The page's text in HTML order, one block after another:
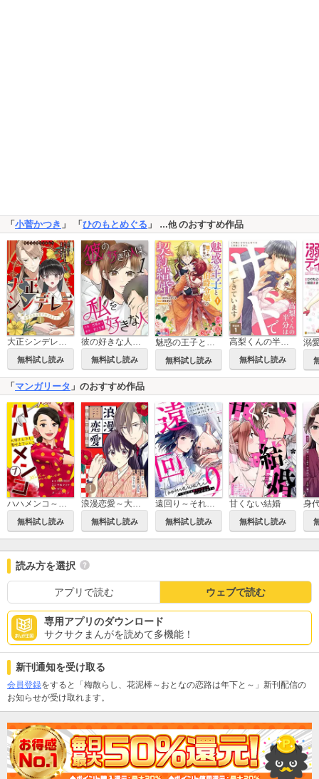
「 小菅かつき 」 「 ひのもとめぐる 」 …他のおすすめ作品
大正シンデレラ～秘密の恋は髪が伸びるまで～
無料試し読み
彼の好きな人は、私を好きな人
無料試し読み 無料試し読み 無料試し読み
溺
「マンガリータ 」のおすすめ作品
ハハメンコ～お母さんでも、夢叶えていい?～
無料試し読み
浪漫恋愛～大正令嬢の身代わり婚～
無料試し読み 無料試し読み
甘くない結婚
無料試し読み
読み方を選択
アプリで読む ウェブで読む
専用アプリのダウンロード
サクサクまんがを読めて多機能！
新刊通知を受け取る
会員登録をすると「梅散らし、花泥棒～おとなの恋路は年下と～」新刊配信の
お知らせが受け取れます。